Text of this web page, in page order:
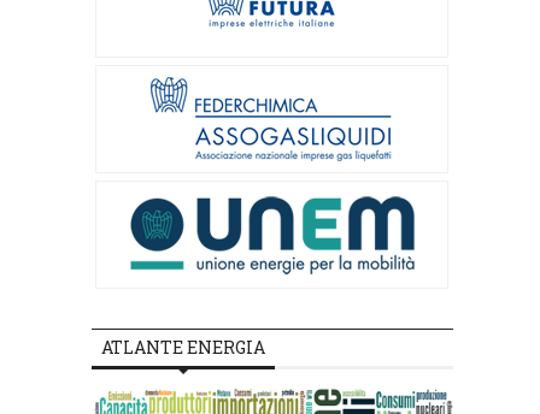
ATLANTE ENERGIA